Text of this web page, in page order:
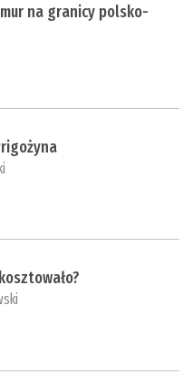
na granicy polsko-